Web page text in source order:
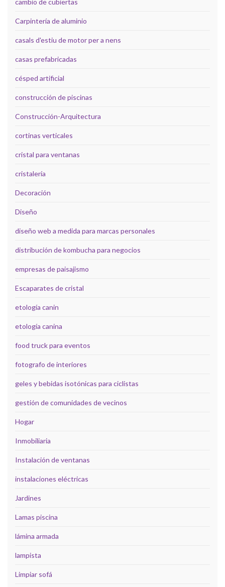
Carpintería de aluminio
casals d'estiu de motor per a nens
casas prefabricadas
césped artificial
construcción de piscinas
Construcción-Arquitectura
cortinas verticales
cristal para ventanas
cristalería
Decoración
Diseño
diseño web a medida para marcas personales
distribución de kombucha para negocios
empresas de paisajismo
Escaparates de cristal
etología canin
etología canina
food truck para eventos
fotografo de interiores
geles y bebidas isotónicas para ciclistas
gestión de comunidades de vecinos
Hogar
Inmobiliaria
Instalación de ventanas
instalaciones eléctricas
Jardines
Lamas piscina
lámina armada
lampista
Limpiar sofá